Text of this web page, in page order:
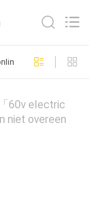
fabricage
60v electric
niet overeen